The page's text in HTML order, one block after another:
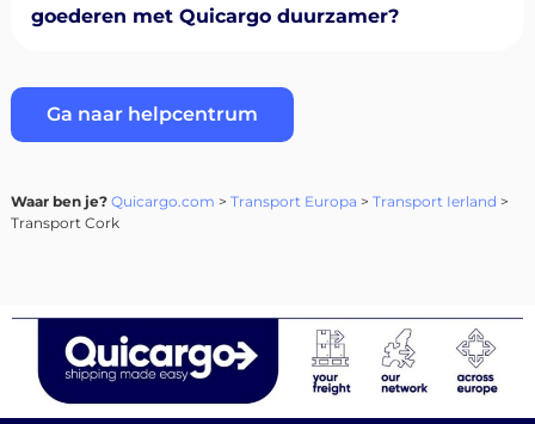
goederen met Quicargo duurzamer?
Ga naar helpcentrum
Waar ben je? Quicargo.com > Transport Europa > Transport Ierland >
Transport Cork